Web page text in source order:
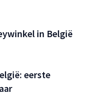
in België
eerste